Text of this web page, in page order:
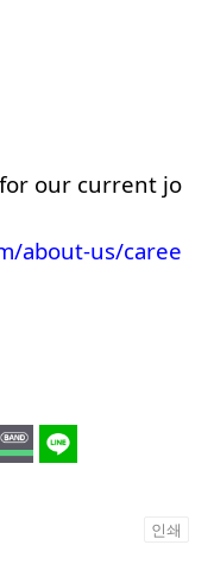
our current jo
about-us/caree
인쇄